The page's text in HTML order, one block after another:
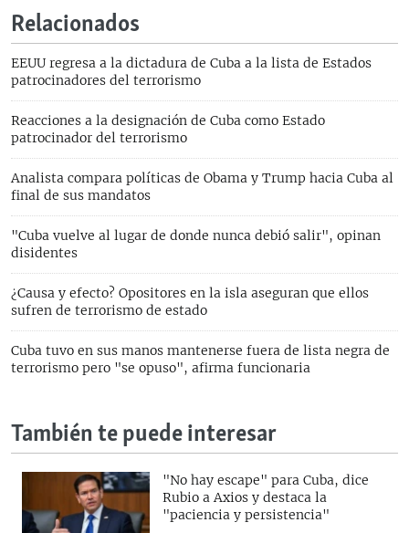
Relacionados
EEUU regresa a la dictadura de Cuba a la lista de Estados
patrocinadores del terrorismo
Reacciones a la designación de Cuba como Estado
patrocinador del terrorismo
Analista compara políticas de Obama y Trump hacia Cuba al
final de sus mandatos
"Cuba vuelve al lugar de donde nunca debió salir", opinan
disidentes
¿Causa y efecto? Opositores en la isla aseguran que ellos
sufren de terrorismo de estado
Cuba tuvo en sus manos mantenerse fuera de lista negra de
terrorismo pero "se opuso", afirma funcionaria
También te puede interesar
"No hay escape" para Cuba, dice
Rubio a Axios y destaca la
"paciencia y persistencia"